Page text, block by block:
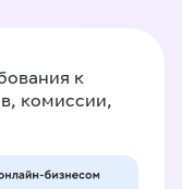
к
комиссии,